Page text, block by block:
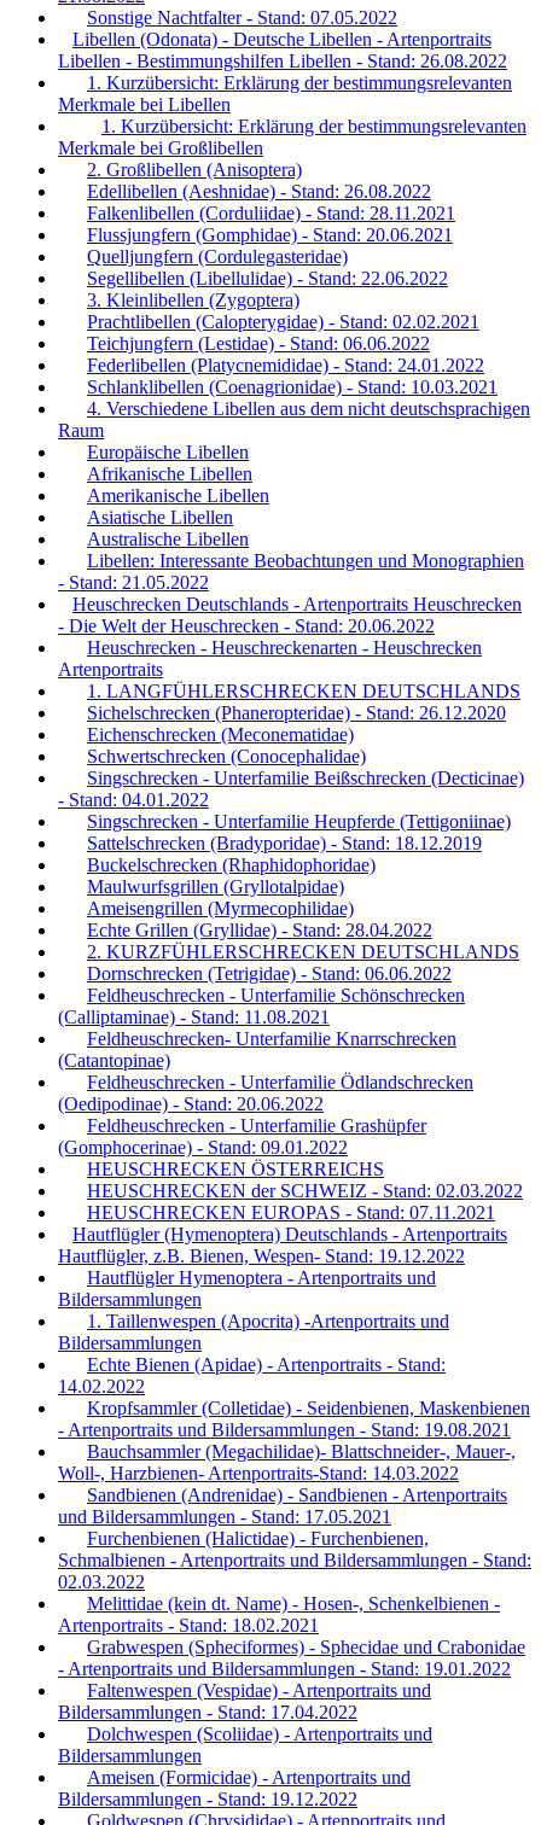
Sonstige Nachtfalter - Stand: 07.05.2022
Libellen (Odonata) - Deutsche Libellen - Artenportraits
Libellen - Bestimmungshilfen Libellen - Stand: 26.08.2022
1. Kurzübersicht: Erklärung der bestimmungsrelevanten
Merkmale bei Libellen
1. Kurzübersicht: Erklärung der bestimmungsrelevanten
Merkmale bei Großlibellen
2. Großlibellen (Anisoptera)
Edellibellen (Aeshnidae) - Stand: 26.08.2022
Falkenlibellen (Corduliidae) - Stand: 28.11.2021
Flussjungfern (Gomphidae) - Stand: 20.06.2021
Quelljungfern (Cordulegasteridae)
Segellibellen (Libellulidae) - Stand: 22.06.2022
3. Kleinlibellen (Zygoptera)
Prachtlibellen (Calopterygidae) - Stand: 02.02.2021
Teichjungfern (Lestidae) - Stand: 06.06.2022
Federlibellen (Platycnemididae) - Stand: 24.01.2022
Schlanklibellen (Coenagrionidae) - Stand: 10.03.2021
4. Verschiedene Libellen aus dem nicht deutschsprachigen
Raum
Europäische Libellen
Afrikanische Libellen
Amerikanische Libellen
Asiatische Libellen
Australische Libellen
Libellen: Interessante Beobachtungen und Monographien
- Stand: 21.05.2022
Heuschrecken Deutschlands - Artenportraits Heuschrecken
- Die Welt der Heuschrecken - Stand: 20.06.2022
Heuschrecken - Heuschreckenarten - Heuschrecken
Artenportraits
1. LANGFÜHLERSCHRECKEN DEUTSCHLANDS
Sichelschrecken (Phaneropteridae) - Stand: 26.12.2020
Eichenschrecken (Meconematidae)
Schwertschrecken (Conocephalidae)
Singschrecken - Unterfamilie Beißschrecken (Decticinae)
- Stand: 04.01.2022
Singschrecken - Unterfamilie Heupferde (Tettigoniinae)
Sattelschrecken (Bradyporidae) - Stand: 18.12.2019
Buckelschrecken (Rhaphidophoridae)
Maulwurfsgrillen (Gryllotalpidae)
Ameisengrillen (Myrmecophilidae)
Echte Grillen (Gryllidae) - Stand: 28.04.2022
2. KURZFÜHLERSCHRECKEN DEUTSCHLANDS
Dornschrecken (Tetrigidae) - Stand: 06.06.2022
Feldheuschrecken - Unterfamilie Schönschrecken
(Calliptaminae) - Stand: 11.08.2021
Feldheuschrecken- Unterfamilie Knarrschrecken
(Catantopinae)
Feldheuschrecken - Unterfamilie Ödlandschrecken
(Oedipodinae) - Stand: 20.06.2022
Feldheuschrecken - Unterfamilie Grashüpfer
(Gomphocerinae) - Stand: 09.01.2022
HEUSCHRECKEN ÖSTERREICHS
HEUSCHRECKEN der SCHWEIZ - Stand: 02.03.2022
HEUSCHRECKEN EUROPAS - Stand: 07.11.2021
Hautflügler (Hymenoptera) Deutschlands - Artenportraits
Hautflügler, z.B. Bienen, Wespen- Stand: 19.12.2022
Hautflügler Hymenoptera - Artenportraits und
Bildersammlungen
1. Taillenwespen (Apocrita) -Artenportraits und
Bildersammlungen
Echte Bienen (Apidae) - Artenportraits - Stand:
14.02.2022
Kropfsammler (Colletidae) - Seidenbienen, Maskenbienen
- Artenportraits und Bildersammlungen - Stand: 19.08.2021
Bauchsammler (Megachilidae)- Blattschneider-, Mauer-,
Woll-, Harzbienen- Artenportraits-Stand: 14.03.2022
Sandbienen (Andrenidae) - Sandbienen - Artenportraits
und Bildersammlungen - Stand: 17.05.2021
Furchenbienen (Halictidae) - Furchenbienen,
Schmalbienen - Artenportraits und Bildersammlungen - Stand:
02.03.2022
Melittidae (kein dt. Name) - Hosen-, Schenkelbienen -
Artenportraits - Stand: 18.02.2021
Grabwespen (Spheciformes) - Sphecidae und Crabonidae
- Artenportraits und Bildersammlungen - Stand: 19.01.2022
Faltenwespen (Vespidae) - Artenportraits und
Bildersammlungen - Stand: 17.04.2022
Dolchwespen (Scoliidae) - Artenportraits und
Bildersammlungen
Ameisen (Formicidae) - Artenportraits und
Bildersammlungen - Stand: 19.12.2022